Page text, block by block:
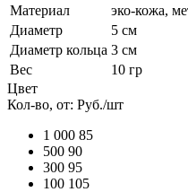
Материал
эко-кожа,
Диаметр
5 см
Диаметр кольца 3 см
Вес
10 гр
Цвет
Кол-во, от: Руб./шт
1 000 85
500 90
300 95
100 105